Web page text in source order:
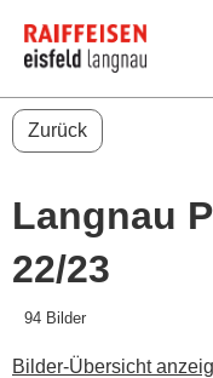
Zurück
Langnau
22/23
94 Bilder
Bilder-Übersicht